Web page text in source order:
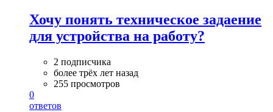
Хочу понять техническое задаение
для устройства на работу?
2 подписчика
более трёх лет назад
255 просмотров
0
ответов